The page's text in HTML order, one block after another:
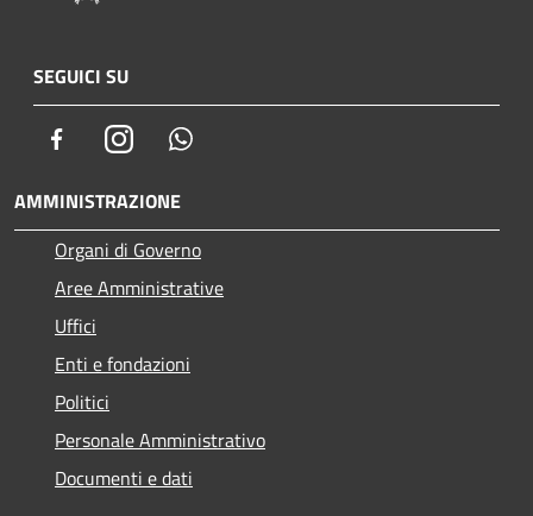
SEGUICI SU
FacebookInstagram
AMMINISTRAZIONE
Organi di Governo
Aree Amministrative
Uffici
Enti e fondazioni
Politici
Personale Amministrativo
Documenti e dati